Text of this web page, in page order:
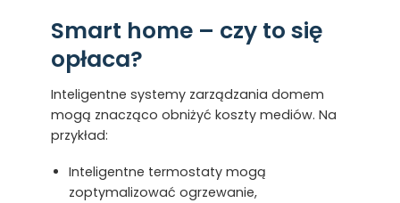
Smart home – czy to się
opłaca?
Inteligentne systemy zarządzania domem
mogą znacząco obniżyć koszty mediów. Na
przykład:
Inteligentne termostaty mogą
zoptymalizować ogrzewanie,